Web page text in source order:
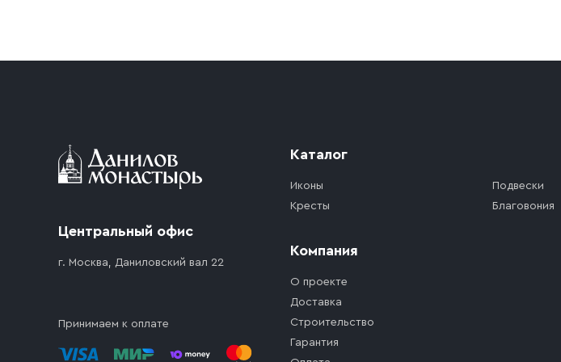
доставка осуществляется до ближайшего места, которое максимально
Центральный офис
г. Москва, Даниловский вал 22
Принимаем к оплате
Каталог
Иконы
Кресты
Подвески
Благовония
Компания
О проекте
Доставка
Строительство
Гарантия